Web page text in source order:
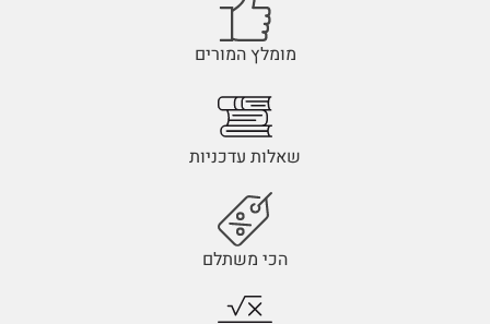
מומלץ המורים
שאלות עדכניות
הכי משתלם